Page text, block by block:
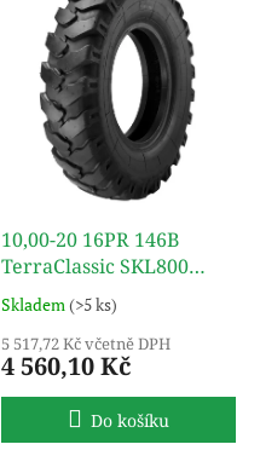
10,00-20 16PR 146B
TerraClassic SKL800
(SET) TT TURON
Skladem(>5 ks)
5 517,72 Kč včetně DPH
4 560,10 Kč
Do košíku